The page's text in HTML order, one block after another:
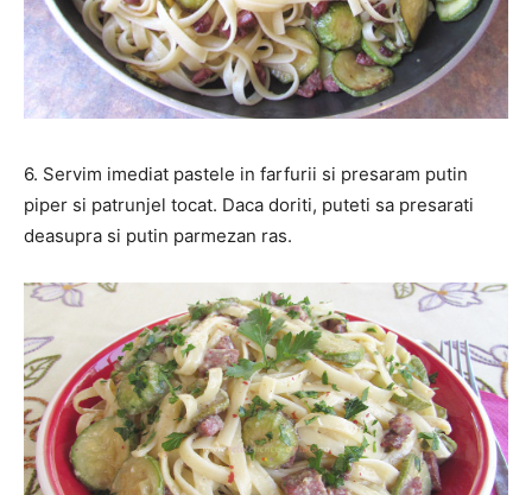
6. Servim imediat pastele in farfurii si presaram putin
piper si patrunjel tocat. Daca doriti, puteti sa presarati
deasupra si putin parmezan ras.